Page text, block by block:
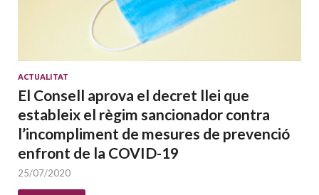
ACTUALITAT
El Consell aprova el decret llei que
estableix el règim sancionador contra
l’incompliment de mesures de prevenció
enfront de la COVID-19
25/07/2020